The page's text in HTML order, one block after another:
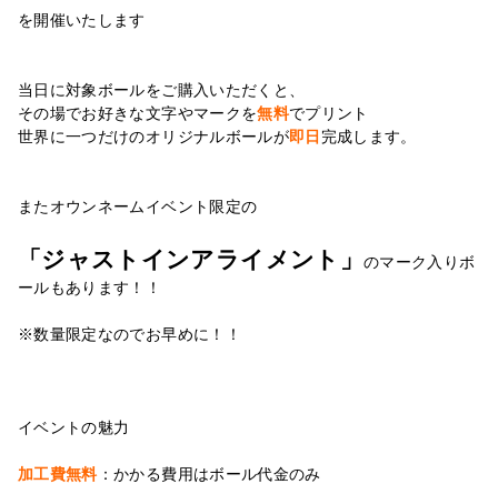
を開催いたします
当日に対象ボールをご購入いただくと、
その場でお好きな文字やマークを無料でプリント
世界に一つだけのオリジナルボールが即日 完成します。
またオウンネームイベント限定の
「ジャストインアライメント」
のマーク入りボ
ールもあります！！
※数量限定なのでお早めに！！
イベントの魅力
加工費無料：かかる費用はボール代金のみ